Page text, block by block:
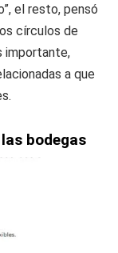
el resto, pensó
círculos de
importante,
a que
bodegas